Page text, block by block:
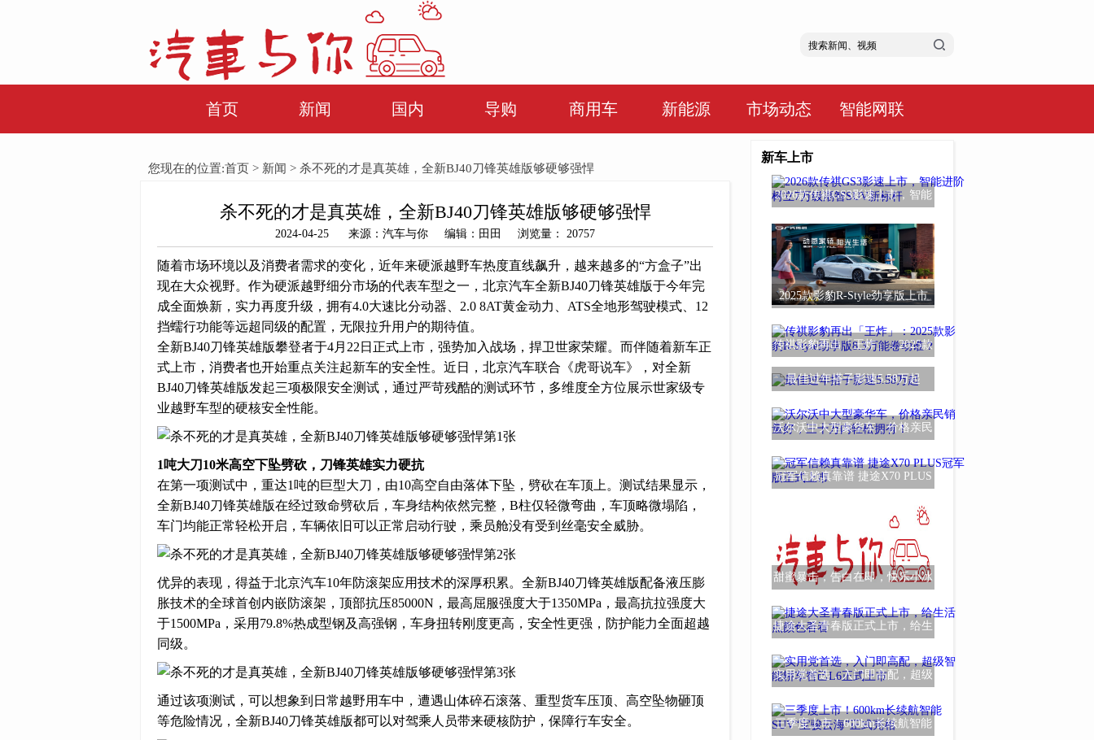
首页 新闻 国内 导购 商用车 新能源 市场动态 智能网联
您现在的位置:首页 > 新闻 > 杀不死的才是真英雄，全新BJ40刀锋英雄版够硬够强悍
杀不死的才是真英雄，全新BJ40刀锋英雄版够硬够强悍
2024-04-25 来源：汽车与你 编辑：田田 浏览量： 20757
随着市场环境以及消费者需求的变化，近年来硬派越野车热度直线飙升，越来越多的“方盒子”出
现在大众视野。作为硬派越野细分市场的代表车型之一，北京汽车全新BJ40刀锋英雄版于今年完
成全面焕新，实力再度升级，拥有4.0大速比分动器、2.0 8AT黄金动力、ATS全地形驾驶模式、12
挡蠕行功能等远超同级的配置，无限拉升用户的期待值。
全新BJ40刀锋英雄版攀登者于4月22日正式上市，强势加入战场，捍卫世家荣耀。而伴随着新车正
式上市，消费者也开始重点关注起新车的安全性。近日，北京汽车联合《虎哥说车》，对全新
BJ40刀锋英雄版发起三项极限安全测试，通过严苛残酷的测试环节，多维度全方位展示世家级专
业越野车型的硬核安全性能。
1吨大刀10米高空下坠劈砍，刀锋英雄实力硬抗
在第一项测试中，重达1吨的巨型大刀，由10高空自由落体下坠，劈砍在车顶上。测试结果显示，
全新BJ40刀锋英雄版在经过致命劈砍后，车身结构依然完整，B柱仅轻微弯曲，车顶略微塌陷，
车门均能正常轻松开启，车辆依旧可以正常启动行驶，乘员舱没有受到丝毫安全威胁。
优异的表现，得益于北京汽车10年防滚架应用技术的深厚积累。全新BJ40刀锋英雄版配备液压膨
胀技术的全球首创内嵌防滚架，顶部抗压85000N，最高屈服强度大于1350MPa，最高抗拉强度大
于1500MPa，采用79.8%热成型钢及高强钢，车身扭转刚度更高，安全性更强，防护能力全面超越
同级。
通过该项测试，可以想象到日常越野用车中，遭遇山体碎石滚落、重型货车压顶、高空坠物砸顶
等危险情况，全新BJ40刀锋英雄版都可以对驾乘人员带来硬核防护，保障行车安全。
新车上市
2026款传祺GS3影速上市，智能
2025款影豹R-Style劲享版上市
传祺影豹再出「王炸」：2025款
影豹R-Style
最佳过年搭子影速5.58万起
沃尔沃中大型豪华车，价格亲民
冠军信赖真靠谱 捷途X70 PLUS
甜蜜暴击，告白在即，快乐小冰
捷途大圣青春版正式上市，给生
实用党首选，入门即高配，超级
三季度上市！600km长续航智能